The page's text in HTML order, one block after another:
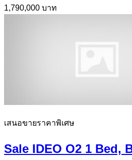
1,790,000 บาท
เสนอขายราคาพิเศษ
Sale IDEO O2 1 Bed,